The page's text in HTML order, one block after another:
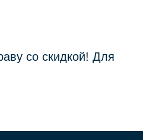
со скидкой! Для